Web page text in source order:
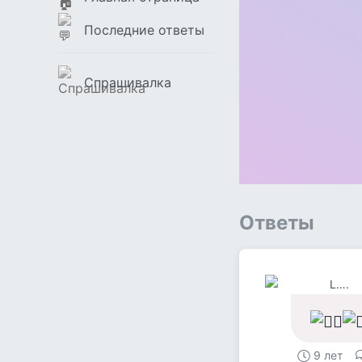
Последние ответы
Спрашивалка
Ответы
L….
9 лет